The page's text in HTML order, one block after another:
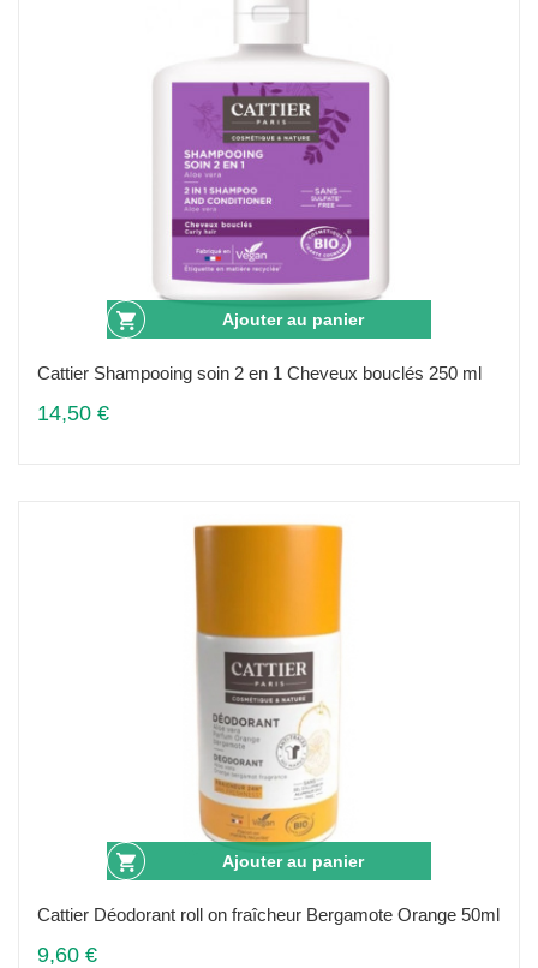
Ajouter au panier
Cattier Shampooing soin 2 en 1 Cheveux bouclés 250 ml
14,50 €
Ajouter au panier
Cattier Déodorant roll on fraîcheur Bergamote Orange 50ml
9,60 €